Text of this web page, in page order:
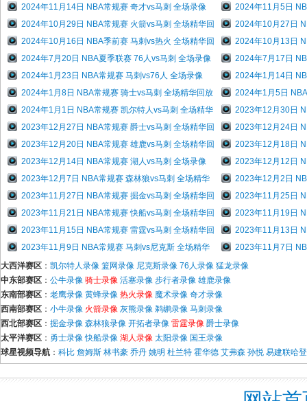
2024年11月14日 NBA常规赛 奇才vs马刺 全场录像
2024年11月5日
2024年10月29日 NBA常规赛 火箭vs马刺 全场精华回
2024年10月27日
2024年10月16日 NBA季前赛 马刺vs热火 全场精华回
2024年10月13日
2024年7月20日 NBA夏季联赛 76人vs马刺 全场录像
2024年7月17日
2024年1月23日 NBA常规赛 马刺vs76人 全场录像
2024年1月14日
2024年1月8日 NBA常规赛 骑士vs马刺 全场精华回放
2024年1月5日
2024年1月1日 NBA常规赛 凯尔特人vs马刺 全场精华
2023年12月30日
2023年12月27日 NBA常规赛 爵士vs马刺 全场精华回
2023年12月24日
2023年12月20日 NBA常规赛 雄鹿vs马刺 全场精华回
2023年12月18日
2023年12月14日 NBA常规赛 湖人vs马刺 全场录像
2023年12月12日
2023年12月7日 NBA常规赛 森林狼vs马刺 全场精华
2023年12月2日
2023年11月27日 NBA常规赛 掘金vs马刺 全场精华回
2023年11月25日
2023年11月21日 NBA常规赛 快船vs马刺 全场精华回
2023年11月19日
2023年11月15日 NBA常规赛 雷霆vs马刺 全场精华回
2023年11月13日
2023年11月9日 NBA常规赛 马刺vs尼克斯 全场精华
2023年11月7日
大西洋赛区 ： 凯尔特人录像 篮网录像 尼克斯录像 76人录像 猛龙录像
中东部赛区 ： 公牛录像 骑士录像 活塞录像 步行者录像 雄鹿录像
东南部赛区 ： 老鹰录像 黄蜂录像 热火录像 魔术录像 奇才录像
西南部赛区 ： 小牛录像 火箭录像 灰熊录像 鹈鹕录像 马刺录像
西北部赛区 ： 掘金录像 森林狼录像 开拓者录像 雷霆录像 爵士录像
太平洋赛区 ： 勇士录像 快船录像 湖人录像 太阳录像 国王录像
球星视频导航 ： 科比 詹姆斯 林书豪 乔丹 姚明 杜兰特 霍华德 艾弗森 孙悦 易建联哈登